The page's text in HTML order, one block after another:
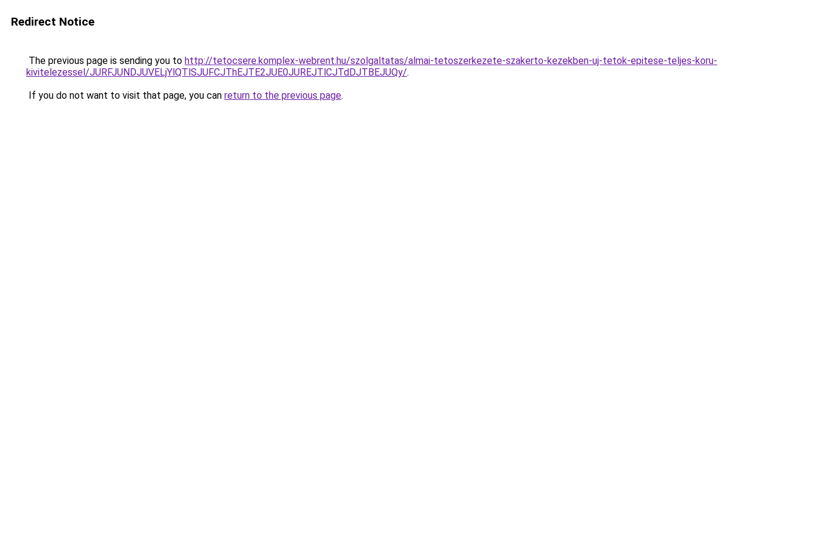
Redirect Notice
The previous page is sending you to http://tetocsere.komplex-webrent.hu/szolgaltatas/almai-tetoszerkezete-szakerto-kezekben-uj-tetok-epitese-teljes-koru-
kivitelezessel/JURFJUNDJUVELjYlQTlSJUFCJThEJTE2JUE0JUREJTlCJTdDJTBEJUQy/.
If you do not want to visit that page, you can return to the previous page.